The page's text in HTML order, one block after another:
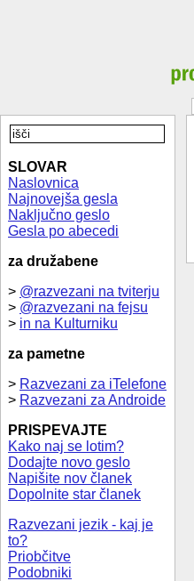
SLOVAR
Naslovnica
Najnovejša gesla
Naključno geslo
Gesla po abecedi
za družabene
> @razvezani na tviterju
> @razvezani na fejsu
> in na Kulturniku
za pametne
> Razvezani za iTelefone
> Razvezani za Androide
PRISPEVAJTE
Kako naj se lotim?
Dodajte novo geslo
Napišite nov članek
Dopolnite star članek
Razvezani jezik - kaj je
to?
Priobčitve
Podobniki